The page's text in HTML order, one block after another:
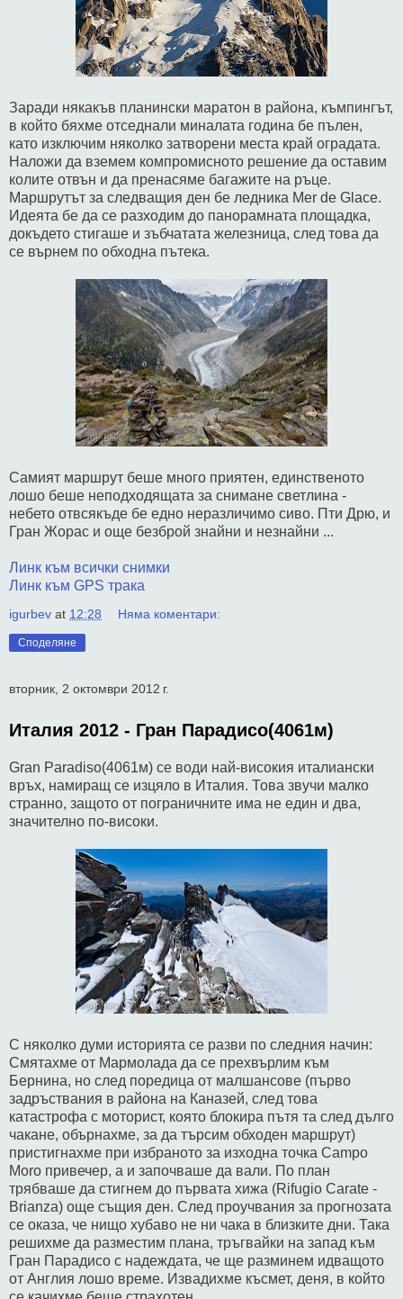
Заради някакъв планински маратон в района, къмпингът,
в който бяхме отседнали миналата година бе пълен,
като изключим няколко затворени места край оградата.
Наложи да вземем компромисното решение да оставим
колите отвън и да пренасяме багажите на ръце.
Маршрутът за следващия ден бе ледника Mer de Glace.
Идеята бе да се разходим до панорамната площадка,
докъдето стигаше и зъбчатата железница, след това да
се върнем по обходна пътека.
Самият маршрут беше много приятен, единственото
лошо беше неподходящата за снимане светлина -
небето отвсякъде бе едно неразличимо сиво. Пти Дрю, и
Гран Жорас и още безброй знайни и незнайни ...
Линк към всички снимки
Линк към GPS трака
igurbev at 12:28 Няма коментари:
Споделяне
вторник, 2 октомври 2012 г.
Италия 2012 - Гран Парадисо(4061м)
Gran Paradiso(4061м) се води най-високия италиански
връх, намиращ се изцяло в Италия. Това звучи малко
странно, защото от пограничните има не един и два,
значително по-високи.
С няколко думи историята се разви по следния начин:
Смятахме от Мармолада да се прехвърлим към
Бернина, но след поредица от малшансове (първо
задръствания в района на Каназей, след това
катастрофа с моторист, която блокира пътя та след дълго
чакане, обърнахме, за да търсим обходен маршрут)
пристигнахме при избраното за изходна точка Campo
Moro привечер, а и започваше да вали. По план
трябваше да стигнем до първата хижа (Rifugio Carate -
Brianza) още същия ден. След проучвания за прогнозата
се оказа, че нищо хубаво не ни чака в близките дни. Така
решихме да разместим плана, тръгвайки на запад към
Гран Парадисо с надеждата, че ще разминем идващото
от Англия лошо време. Извадихме късмет, деня, в който